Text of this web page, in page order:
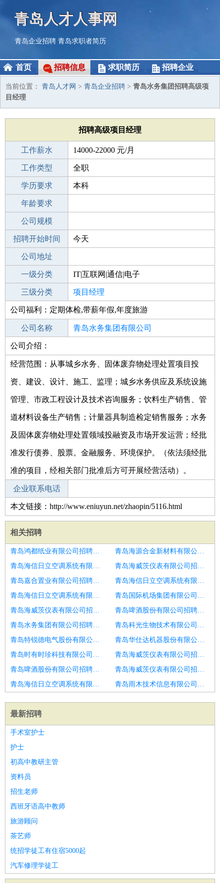
青岛人才人事网
青岛企业招聘 青岛求职者简历
首页 招聘信息 求职简历 招聘企业
当前位置： 青岛人才网 > 青岛企业招聘 > 青岛水务集团招聘高级项
目经理
招聘高级项目经理
工作薪水 14000-22000 元/月
招聘人数 若干
工作类型 全职
性别要求 -
学历要求 本科
工作经验
年龄要求
工作地点
公司规模
公司电话
招聘开始时间 今天
招聘结束时间
公司地址
一级分类 IT|互联网|通信|电子
二级分类 技术开发
三级分类 项目经理
其他行业
公司福利：定期体检,带薪年假,年度旅游
公司名称 青岛水务集团有限公司
公司类型
公司介绍：
经营范围：从事城乡水务、固体废弃物处理处置项目投
资、建设、设计、施工、监理；城乡水务供应及系统设施
管理、市政工程设计及技术咨询服务；饮料生产销售、管
道材料设备生产销售；计量器具制造检定销售服务；水务
及固体废弃物处理处置领域投融资及市场开发运营；经批
准发行债券、股票。金融服务、环境保护。（依法须经批
准的项目，经相关部门批准后方可开展经营活动）。
企业联系电话
本文链接：http://www.eniuyun.net/zhaopin/5116.html
相关招聘
青岛鸿都纸业有限公司招聘研发项目经理
青岛海源合金新材料有限公司招聘项目经理
青岛海信日立空调系统有限公司招聘地图数据项目经理
青岛海威茨仪表有限公司招聘TMS项目经理
青岛嘉合置业有限公司招聘物业项目经理
青岛海信日立空调系统有限公司招聘TPM技术项目经理
青岛海信日立空调系统有限公司招聘土建项目经理
青岛国际机场集团有限公司招聘项目经理
青岛海威茨仪表有限公司招聘项目经理
青岛啤酒股份有限公司招聘工程项目经理
青岛水务集团有限公司招聘项目经理
青岛科光生物技术有限公司招聘项目经理
青岛特锐德电气股份有限公司招聘聊城市招聘项目经理男1人
青岛华仕达机器股份有限公司招聘项目工程师
青岛时有时珍科技有限公司招聘门窗幕墙项目经理
青岛海威茨仪表有限公司招聘软件开发项目经理
青岛啤酒股份有限公司招聘项目经理
青岛海威茨仪表有限公司招聘项目经理
青岛海信日立空调系统有限公司招聘项目经理
青岛雨木技术信息有限公司招聘pmo项目经理
最新招聘
手术室护士
护士
初高中教研主管
资料员
招生老师
西班牙语高中教师
旅游顾问
茶艺师
统招学徒工有住宿5000起
汽车修理学徒工